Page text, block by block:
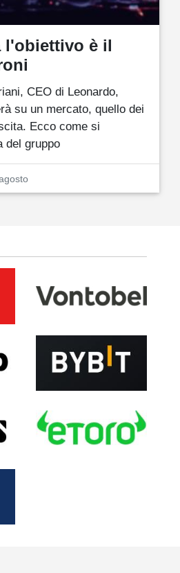
l'obiettivo è il
CEO di Leonardo,
su un mercato, quello dei
Ecco come si
del gruppo